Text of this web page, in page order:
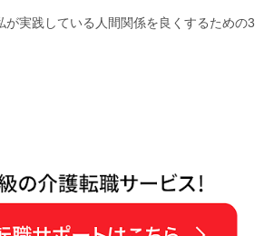
が実践している人間関係を良くするための3